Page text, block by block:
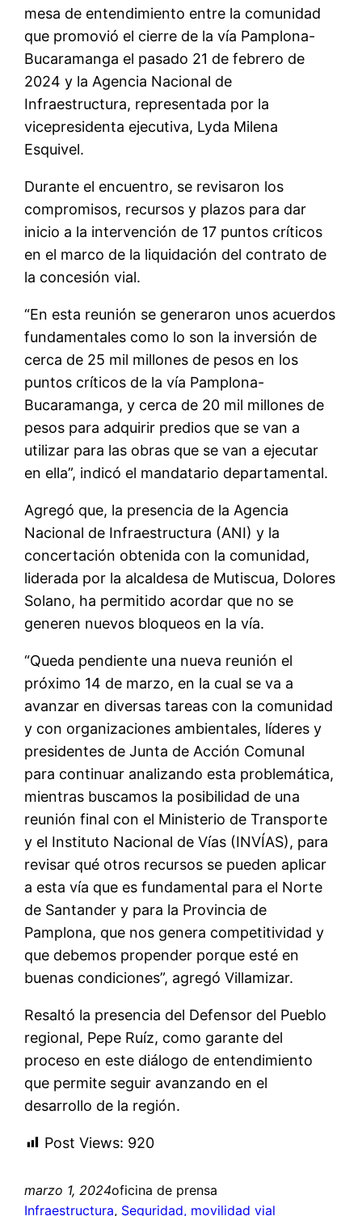
mesa de entendimiento entre la comunidad
que promovió el cierre de la vía Pamplona-
Bucaramanga el pasado 21 de febrero de
2024 y la Agencia Nacional de
Infraestructura, representada por la
vicepresidenta ejecutiva, Lyda Milena
Esquivel.
Durante el encuentro, se revisaron los
compromisos, recursos y plazos para dar
inicio a la intervención de 17 puntos críticos
en el marco de la liquidación del contrato de
la concesión vial.
“En esta reunión se generaron unos acuerdos
fundamentales como lo son la inversión de
cerca de 25 mil millones de pesos en los
puntos críticos de la vía Pamplona-
Bucaramanga, y cerca de 20 mil millones de
pesos para adquirir predios que se van a
utilizar para las obras que se van a ejecutar
en ella”, indicó el mandatario departamental.
Agregó que, la presencia de la Agencia
Nacional de Infraestructura (ANI) y la
concertación obtenida con la comunidad,
liderada por la alcaldesa de Mutiscua, Dolores
Solano, ha permitido acordar que no se
generen nuevos bloqueos en la vía.
“Queda pendiente una nueva reunión el
próximo 14 de marzo, en la cual se va a
avanzar en diversas tareas con la comunidad
y con organizaciones ambientales, líderes y
presidentes de Junta de Acción Comunal
para continuar analizando esta problemática,
mientras buscamos la posibilidad de una
reunión final con el Ministerio de Transporte
y el Instituto Nacional de Vías (INVÍAS), para
revisar qué otros recursos se pueden aplicar
a esta vía que es fundamental para el Norte
de Santander y para la Provincia de
Pamplona, que nos genera competitividad y
que debemos propender porque esté en
buenas condiciones”, agregó Villamizar.
Resaltó la presencia del Defensor del Pueblo
regional, Pepe Ruíz, como garante del
proceso en este diálogo de entendimiento
que permite seguir avanzando en el
desarrollo de la región.
Post Views: 920
marzo 1, 2024oficina de prensa
Infraestructura, Seguridad, movilidad vial